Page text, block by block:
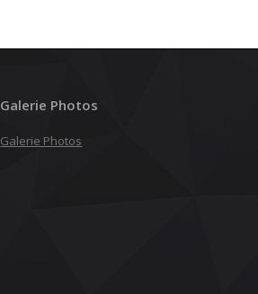
Galerie Photos
Galerie Photos